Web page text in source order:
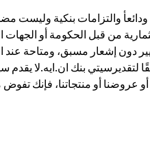
والتزامات بنكية
من قبل الحكومة أو
إشعار مسبق، ومتاحة عند
بنك ان.ايه.لا يقدم
عروضنا أو منتجاتنا، فإنك